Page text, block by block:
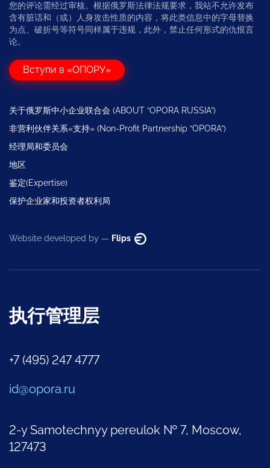
您的评论需经过审核。根据俄罗斯法律法规要求，我站不允许发布
含有脏话和（或）人身攻击性质的内容，将此类信息中的字母替换
为点、破折号等符号同样属于违规，此外，禁止任何形式的仇恨言
论。
Вступи в «ОПОРУ»
关于俄罗斯中小企业联合会 (ABOUT “OPORA RUSSIA”)
非营利伙伴关系«支持» (Non-Profit Partnership “OPORA”)
经理局和委员会
地区
鉴定(Expertise)
保护企业家和投资者权利局
Website developed by — Flips
执行管理层
+7 (495) 247 4777
id@opora.ru
2-y Samotechnyy pereulok № 7, Moscow,
127473